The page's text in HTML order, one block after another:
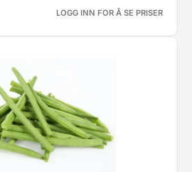
LOGG INN FOR Å SE PRISER